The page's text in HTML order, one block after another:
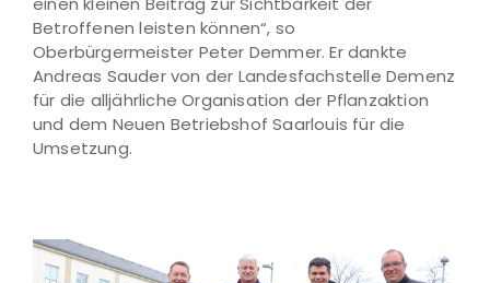
Betroffenen leisten können“, so
Oberbürgermeister Peter Demmer. Er dankte
Andreas Sauder von der Landesfachstelle Demenz
für die alljährliche Organisation der Pflanzaktion
und dem Neuen Betriebshof Saarlouis für die
Umsetzung.